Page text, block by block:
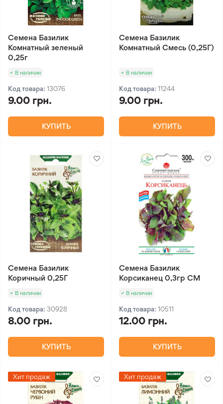
Семена Базилик
Комнатный зеленый
0,25г
В наличии
Код товара: 13076
9.00 грн.
КУПИТЬ
Семена Базилик
Комнатный Смесь (0,25Г)
В наличии
Код товара: 11244
9.00 грн.
КУПИТЬ
Семена Базилик
Коричный 0,25Г
В наличии
Код товара: 30928
8.00 грн.
КУПИТЬ
Семена Базилик
Корсиканец 0,3гр СМ
В наличии
Код товара: 10511
12.00 грн.
КУПИТЬ
Хит продаж Хит продаж